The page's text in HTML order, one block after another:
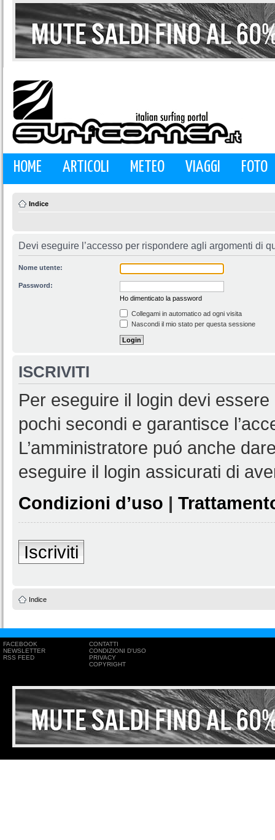
HOME ARTICOLI METEO VIAGGI FOTO
Indice
Devi eseguire l’accesso per rispondere agli argomenti di
Nome utente:
Password:
Ho dimenticato la password
Collegami in automatico ad ogni visita
Nascondi il mio stato per questa sessione
ISCRIVITI
Per eseguire il login devi
pochi secondi e garantisce
L’amministratore puó anche
eseguire il login assicurati di
Condizioni d’uso |
Iscriviti
Indice
FACEBOOK
NEWSLETTER
RSS FEED
CONTATTI
CONDIZIONI D'USO
PRIVACY
COPYRIGHT